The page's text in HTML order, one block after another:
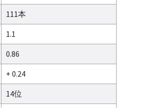
111本
1.1
0.86
+ 0.24
14位